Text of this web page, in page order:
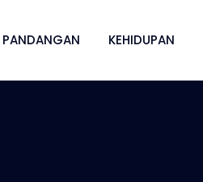
PANDANGAN KEHIDUPAN